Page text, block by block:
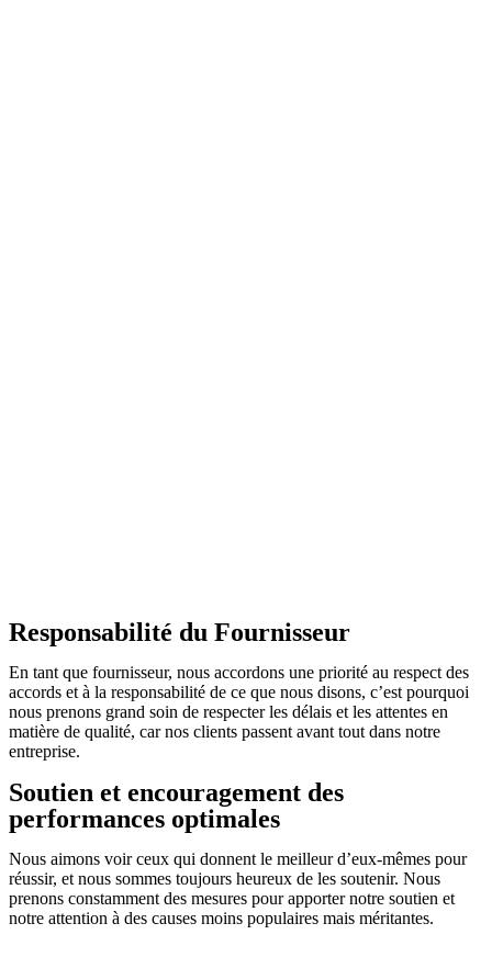
Responsabilité du Fournisseur
En tant que fournisseur, nous accordons une priorité au respect des
accords et à la responsabilité de ce que nous disons, c’est pourquoi
nous prenons grand soin de respecter les délais et les attentes en
matière de qualité, car nos clients passent avant tout dans notre
entreprise.
Soutien et encouragement des
performances optimales
Nous aimons voir ceux qui donnent le meilleur d’eux-mêmes pour
réussir, et nous sommes toujours heureux de les soutenir. Nous
prenons constamment des mesures pour apporter notre soutien et
notre attention à des causes moins populaires mais méritantes.